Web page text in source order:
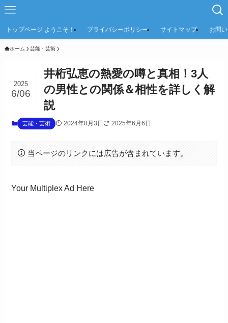
トップページ ようこそ！ プライバシーポリシー サイトマップ お問
ホーム 芸能・芸術
井桁弘恵の熱愛の噂と真相！3人
の男性との関係＆相性を詳しく解
説
2025
6/06
芸能・芸術 2024年8月3日 2025年6月6日
当ページのリンクには広告が含まれています。
Your Multiplex Ad Here